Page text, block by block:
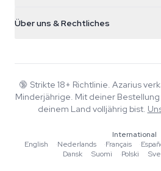
+31(0)204897914
Smokeshop
FAQ
Datenschutzrichtlinie
Über uns & Rechtliches
Wiki
Blog
Musik
Redaktionelle Standards
Tools & Rechner
🔞 Strikte 18+ Richtlinie. Azarius
Minderjährige. Mit deiner
deinem Land volljährig bist.
International
English
·Nederlands ·Français ·
Dansk
·Suomi ·Polski ·